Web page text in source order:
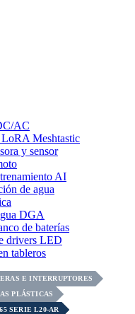
AC
Meshtastic
y sensor
AI
de agua
DGA
de baterías
drivers LED
tableros
E INTERRUPTORES
PLÁSTICAS
SERIE L20-AR